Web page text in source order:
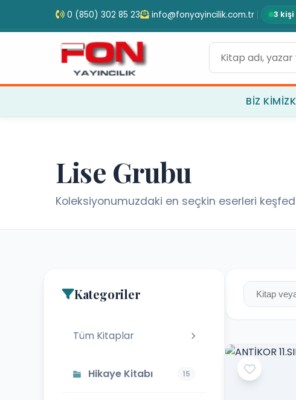
0 (850) 302 85 23 info@fonyayincilik.com.tr 3
BIZ KIMIZ
Lise Grubu
Koleksiyonumuzdaki en seçkin eserleri
Kategoriler
Tüm Kitaplar
Hikaye Kitabı 15